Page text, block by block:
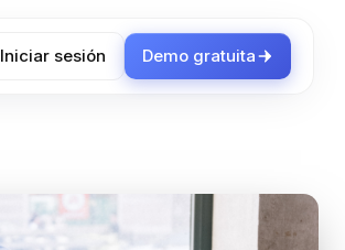
Iniciar sesión Demo gratuita